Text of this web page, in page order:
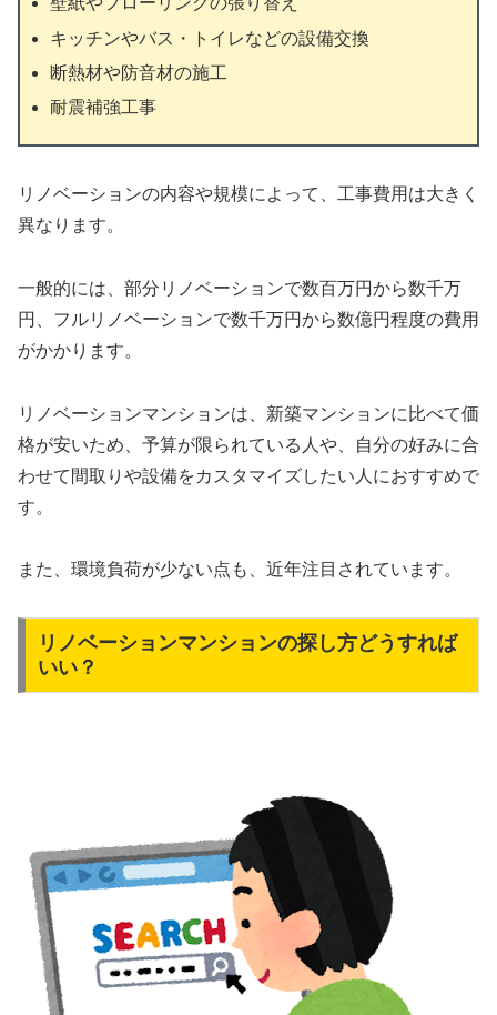
キッチンやバス・トイレなどの設備交換
断熱材や防音材の施工
耐震補強工事
リノベーションの内容や規模によって、工事費用は大きく
異なります。
一般的には、部分リノベーションで数百万円から数千万
円、フルリノベーションで数千万円から数億円程度の費用
がかかります。
リノベーションマンションは、新築マンションに比べて価
格が安いため、予算が限られている人や、自分の好みに合
わせて間取りや設備をカスタマイズしたい人におすすめで
す。
また、環境負荷が少ない点も、近年注目されています。
リノベーションマンションの探し方どうすれば
いい？